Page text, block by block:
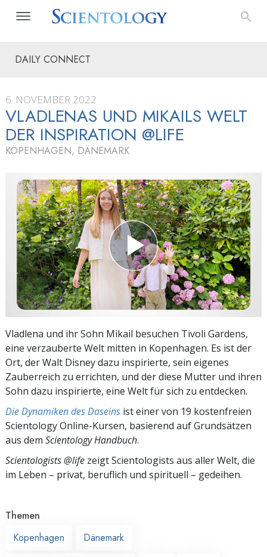
DAILY CONNECT
6. NOVEMBER 2022
VLADLENAS UND MIKAILS WELT
DER INSPIRATION @LIFE
KOPENHAGEN, DÄNEMARK
Vladlena und ihr Sohn Mikail besuchen Tivoli Gardens,
eine verzauberte Welt mitten in Kopenhagen. Es ist der
Ort, der Walt Disney dazu inspirierte, sein eigenes
Zauberreich zu errichten, und der diese Mutter und ihren
Sohn dazu inspirierte, eine Welt für sich zu entdecken.
Die Dynamiken des Daseins ist einer von 19 kostenfreien
Scientology Online-Kursen, basierend auf Grundsätzen
aus dem Scientology Handbuch.
Scientologists @life zeigt Scientologists aus aller Welt, die
im Leben – privat, beruflich und spirituell – gedeihen.
Themen
Kopenhagen
Dänemark